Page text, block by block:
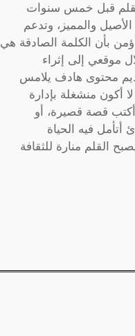
قبل خمس سنوات
والمميز، وتدعم
بأن الكلمة الصادقة هي
موقعي إلى إثراء
محتوى هادف يلامس
أكون منشغلة بإدارة
أكتب قصة قصيرة، أو
فيه الحياة
القلم منارة للثقافة